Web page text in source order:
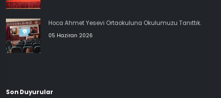
Hoca Ahmet Yesevi Ortaokuluna Okulumuzu Tanıttık.
05 Haziran 2026
Son Duyurular